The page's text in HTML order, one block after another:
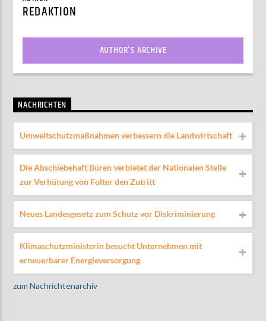
REDAKTION
AUTHOR'S ARCHIVE
NACHRICHTEN
Umweltschutzmaßnahmen verbessern die Landwirtschaft
Die Abschiebehaft Büren verbietet der Nationalen Stelle
zur Verhütung von Folter den Zutritt
Neues Landesgesetz zum Schutz vor Diskriminierung
Klimaschutzministerin besucht Unternehmen mit
erneuerbarer Energieversorgung
zum Nachrichtenarchiv